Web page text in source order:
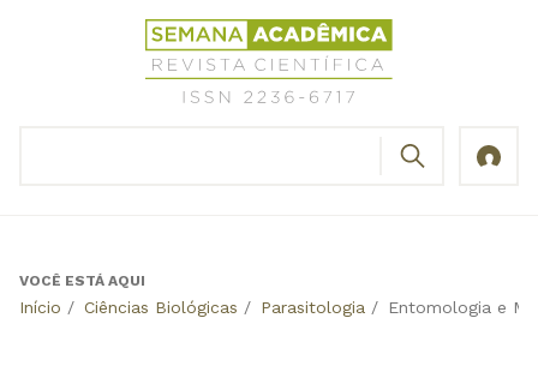
Revista
Científica
Semana
Back
VOCÊ ESTÁ AQUI
Início / Ciências Biológicas / Parasitologia / Entomologia e